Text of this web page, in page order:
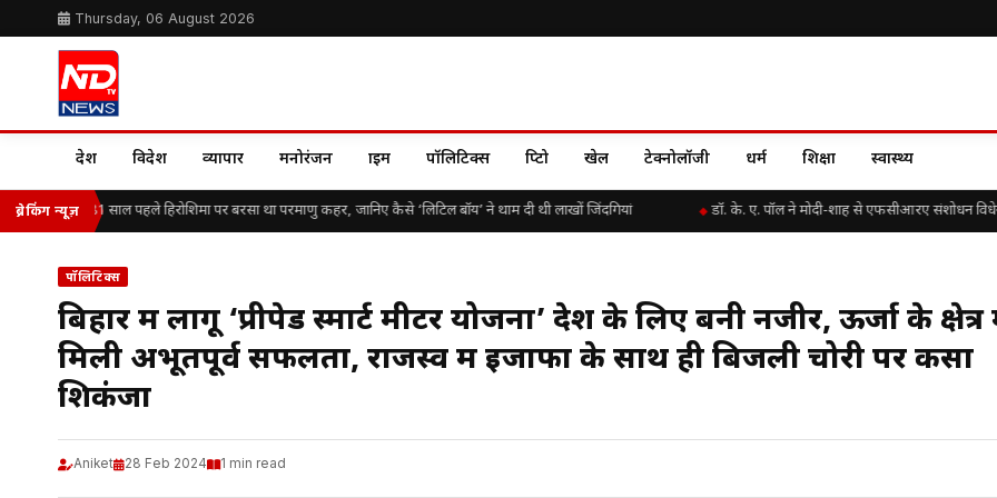
Thursday, 06 August 2026
देश विदेश व्यापार मनोरंजन क्राइम पॉलिटिक्स क्रिप्टो खेल टेक्नोलॉजी धर्म शिक्षा स्वास्थ्य
ब्रेकिंग न्यूज़
Day: 81 साल पहले हिरोशिमा पर बरसा था परमाणु कहर, जानिए कैसे ‘लिटिल बॉय’ ने थाम दी थी लाखों जिंदगियां डॉ. के. ए. पॉल ने मोदी-शाह से एफसीआरए संशोधन
पॉलिटिक्स
बिहार में लागू ‘प्रीपेड स्मार्ट मीटर योजना’ देश के लिए बनी नजीर, ऊर्जा के क्षेत्र
मिली अभूतपूर्व सफलता, राजस्व में इजाफा के साथ ही बिजली चोरी पर कसा
शिकंजा
Aniket 28 Feb 2024 1 min read